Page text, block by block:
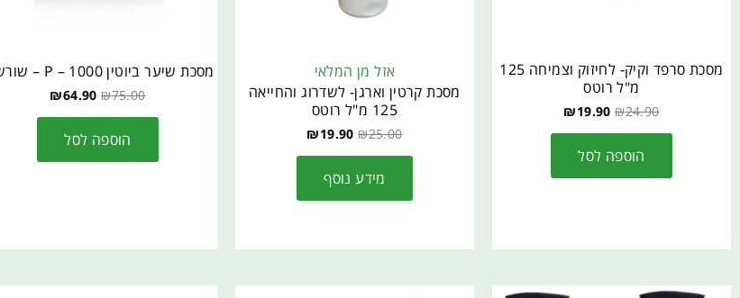
מסכת סרפד וקיק- לחיזוק וצמיחה 125
מ"ל רוטס
₪24.90
₪19.90
הוספה לסל
אזל מן המלאי
מסכת קרטין וארגן- לשדרוג והחייאה
125 מ"ל רוטס
₪25.00
₪19.90
מידע נוסף
מסכת שיער ביוטין P – 1000 – שורשים
₪75.00
₪64.90
הוספה לסל